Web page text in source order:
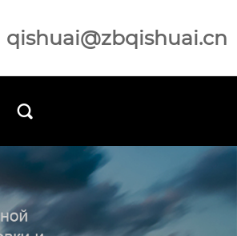
qishuai@zbqishuai.cn
